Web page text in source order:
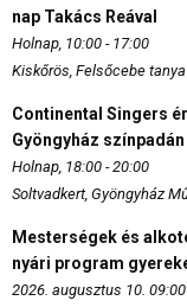
nap Takács Reával
Holnap, 10:00 - 17:00
Kiskőrös, Felsőcebe tanya
Continental Singers
Gyöngyház színpadán
Holnap, 18:00 - 20:00
Soltvadkert, Gyöngyház
Mesterségek és
nyári program
2026. augusztus 10.